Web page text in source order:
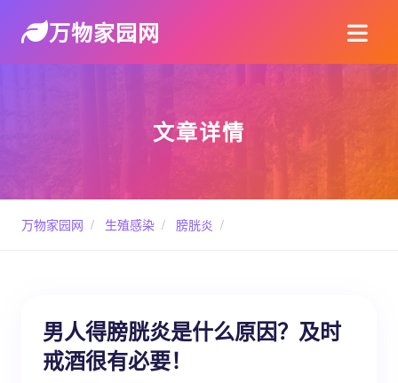
万物家园网
文章详情
万物家园网 / 生殖感染 / 膀胱炎 /
男人得膀胱炎是什么原因？及时
戒酒很有必要！